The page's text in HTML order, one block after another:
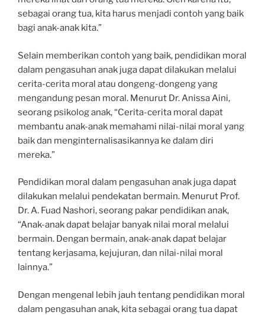
sebagai orang tua, kita harus menjadi contoh yang baik
bagi anak-anak kita.”
Selain memberikan contoh yang baik, pendidikan moral
dalam pengasuhan anak juga dapat dilakukan melalui
cerita-cerita moral atau dongeng-dongeng yang
mengandung pesan moral. Menurut Dr. Anissa Aini,
seorang psikolog anak, “Cerita-cerita moral dapat
membantu anak-anak memahami nilai-nilai moral yang
baik dan menginternalisasikannya ke dalam diri
mereka.”
Pendidikan moral dalam pengasuhan anak juga dapat
dilakukan melalui pendekatan bermain. Menurut Prof.
Dr. A. Fuad Nashori, seorang pakar pendidikan anak,
“Anak-anak dapat belajar banyak nilai moral melalui
bermain. Dengan bermain, anak-anak dapat belajar
tentang kerjasama, kejujuran, dan nilai-nilai moral
lainnya.”
Dengan mengenal lebih jauh tentang pendidikan moral
dalam pengasuhan anak, kita sebagai orang tua dapat